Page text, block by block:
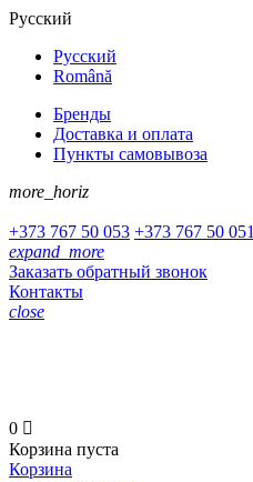
Русский
Русский
Română
Бренды
Доставка и оплата
Пункты самовывоза
more_horiz
+373 767 50 053 +373 767 50 051
expand_more
Заказать обратный звонок
Контакты
close
0 
Корзина пуста
Корзина